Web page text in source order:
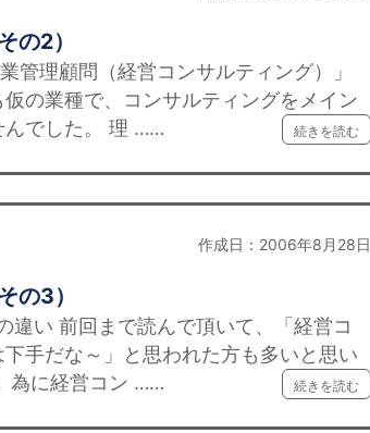
の2）
理顧問（経営コンサルティング）」
の業種で、コンサルティングをメイン
んでした。 理 ……
続きを読む
作成日：2006年8月28日
の3）
い 前回まで読んで頂いて、「経営コ
手だな～」と思われた方も多いと思い
為に経営コン ……
続きを読む